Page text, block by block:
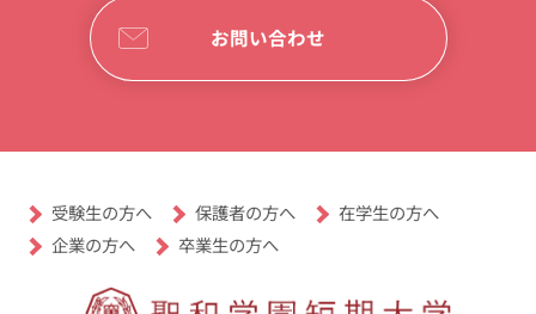
お問い合わせ
受験生の方へ 保護者の方へ 在学生の方へ
企業の方へ 卒業生の方へ